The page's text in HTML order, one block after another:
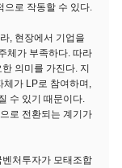
으로 작동할 수 있다.
, 현장에서 기업을
체가 부족하다. 따라
의미를 가진다. 지
체가 LP로 참여하며,
수 있기 때문이다.
로 전환되는 계기가
처투자가 모태조합